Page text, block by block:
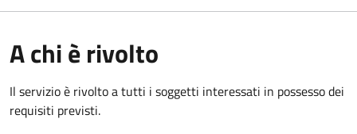
A chi è rivolto
Il servizio è rivolto a tutti i soggetti interessati in possesso dei
requisiti previsti.